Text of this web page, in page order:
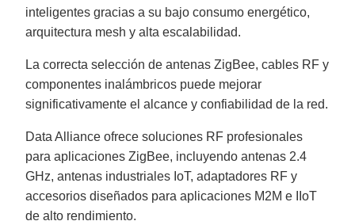
inteligentes gracias a su bajo consumo energético,
arquitectura mesh y alta escalabilidad.
La correcta selección de antenas ZigBee, cables RF y
componentes inalámbricos puede mejorar
significativamente el alcance y confiabilidad de la red.
Data Alliance ofrece soluciones RF profesionales
para aplicaciones ZigBee, incluyendo antenas 2.4
GHz, antenas industriales IoT, adaptadores RF y
accesorios diseñados para aplicaciones M2M e IIoT
de alto rendimiento.